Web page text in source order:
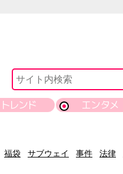
トレンド エンタメ
福袋 サブウェイ 事件 法律